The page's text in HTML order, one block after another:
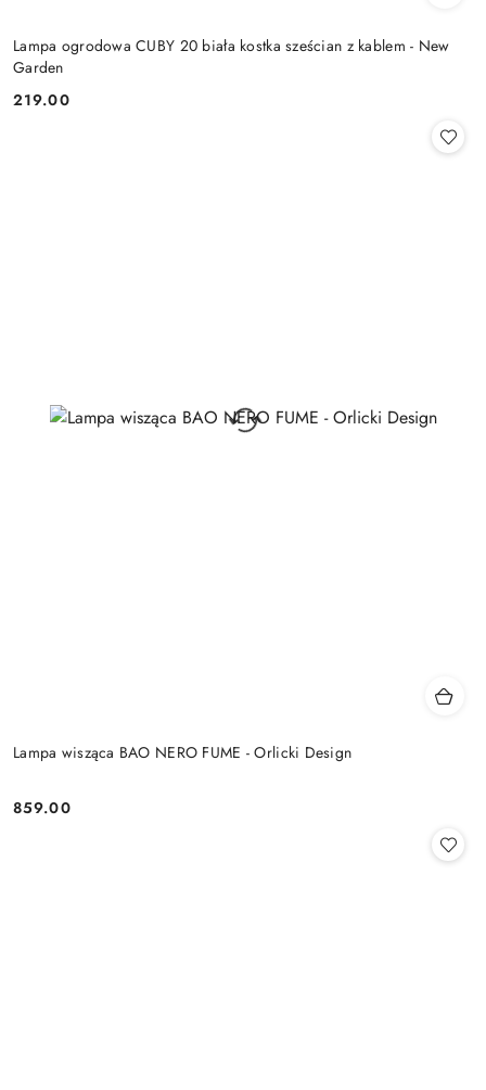
Lampa ogrodowa CUBY 20 biała kostka sześcian z kablem - New
Garden
Cena:
219.00
Lampa wisząca BAO NERO FUME - Orlicki Design
Cena:
859.00